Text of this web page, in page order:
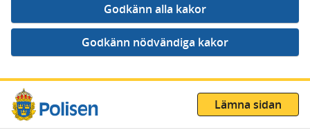
Gå direkt till innehåll
Lämna sidan